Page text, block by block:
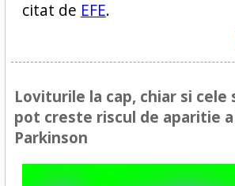
citat de EFE.
Loviturile la cap, chiar si cele
pot creste riscul de aparitie
Parkinson